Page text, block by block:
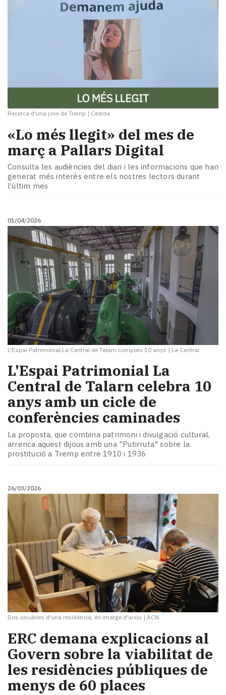
Recerca d'una jove de Tremp | Cedida
«Lo més llegit» del mes de
març a Pallars Digital
Consulta les audiències del diari i les informacions que han
generat més interès entre els nostres lectors durant
l’últim mes
01/04/2026
L'Espai Patrimonial La Central de Talarn compleix 10 anys | La Central
L'Espai Patrimonial La
Central de Talarn celebra 10
anys amb un cicle de
conferències caminades
La proposta, que combina patrimoni i divulgació cultural,
arrenca aquest dijous amb una "Putirruta" sobre la
prostitució a Tremp entre 1910 i 1936
26/03/2026
Dos usuàries d'una residència, en imatge d'arxiu | ACN
ERC demana explicacions al
Govern sobre la viabilitat de
les residències públiques de
menys de 60 places